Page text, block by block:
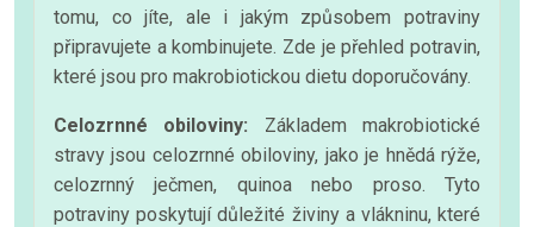
tomu, co jíte, ale i jakým způsobem potraviny
připravujete a kombinujete. Zde je přehled potravin,
které jsou pro makrobiotickou dietu doporučovány.
Celozrnné obiloviny: Základem makrobiotické
stravy jsou celozrnné obiloviny, jako je hnědá rýže,
celozrnný ječmen, quinoa nebo proso. Tyto
potraviny poskytují důležité živiny a vlákninu, které